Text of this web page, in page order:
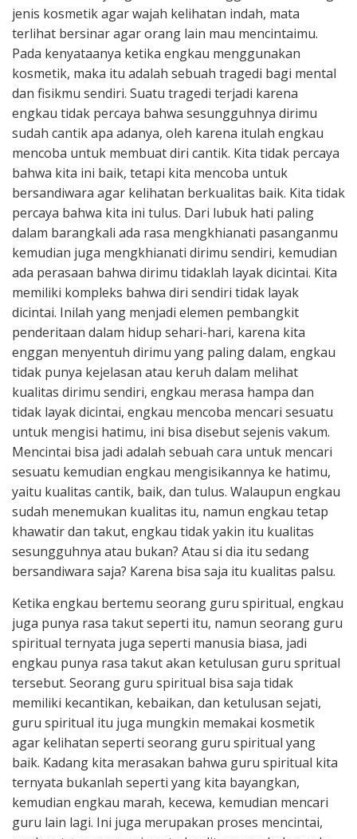
jenis kosmetik agar wajah kelihatan indah, mata
terlihat bersinar agar orang lain mau mencintaimu.
Pada kenyataanya ketika engkau menggunakan
kosmetik, maka itu adalah sebuah tragedi bagi mental
dan fisikmu sendiri. Suatu tragedi terjadi karena
engkau tidak percaya bahwa sesungguhnya dirimu
sudah cantik apa adanya, oleh karena itulah engkau
mencoba untuk membuat diri cantik. Kita tidak percaya
bahwa kita ini baik, tetapi kita mencoba untuk
bersandiwara agar kelihatan berkualitas baik. Kita tidak
percaya bahwa kita ini tulus. Dari lubuk hati paling
dalam barangkali ada rasa mengkhianati pasanganmu
kemudian juga mengkhianati dirimu sendiri, kemudian
ada perasaan bahwa dirimu tidaklah layak dicintai. Kita
memiliki kompleks bahwa diri sendiri tidak layak
dicintai. Inilah yang menjadi elemen pembangkit
penderitaan dalam hidup sehari-hari, karena kita
enggan menyentuh dirimu yang paling dalam, engkau
tidak punya kejelasan atau keruh dalam melihat
kualitas dirimu sendiri, engkau merasa hampa dan
tidak layak dicintai, engkau mencoba mencari sesuatu
untuk mengisi hatimu, ini bisa disebut sejenis vakum.
Mencintai bisa jadi adalah sebuah cara untuk mencari
sesuatu kemudian engkau mengisikannya ke hatimu,
yaitu kualitas cantik, baik, dan tulus. Walaupun engkau
sudah menemukan kualitas itu, namun engkau tetap
khawatir dan takut, engkau tidak yakin itu kualitas
sesungguhnya atau bukan? Atau si dia itu sedang
bersandiwara saja? Karena bisa saja itu kualitas palsu.
Ketika engkau bertemu seorang guru spiritual, engkau
juga punya rasa takut seperti itu, namun seorang guru
spiritual ternyata juga seperti manusia biasa, jadi
engkau punya rasa takut akan ketulusan guru spritual
tersebut. Seorang guru spiritual bisa saja tidak
memiliki kecantikan, kebaikan, dan ketulusan sejati,
guru spiritual itu juga mungkin memakai kosmetik
agar kelihatan seperti seorang guru spiritual yang
baik. Kadang kita merasakan bahwa guru spiritual kita
ternyata bukanlah seperti yang kita bayangkan,
kemudian engkau marah, kecewa, kemudian mencari
guru lain lagi. Ini juga merupakan proses mencintai,